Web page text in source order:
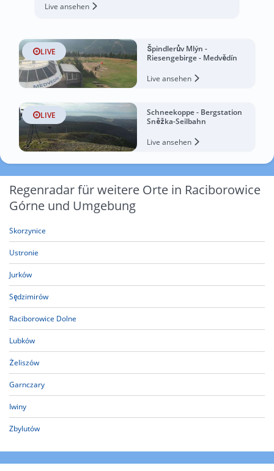
Live ansehen
LIVE
Špindlerův Mlýn -
Riesengebirge - Medvědín
Live ansehen
LIVE
Schneekoppe - Bergstation
Sněžka-Seilbahn
Live ansehen
Regenradar für weitere Orte in Raciborowice
Górne und Umgebung
Skorzynice
Ustronie
Jurków
Sędzimirów
Raciborowice Dolne
Lubków
Żeliszów
Garnczary
Iwiny
Zbylutów